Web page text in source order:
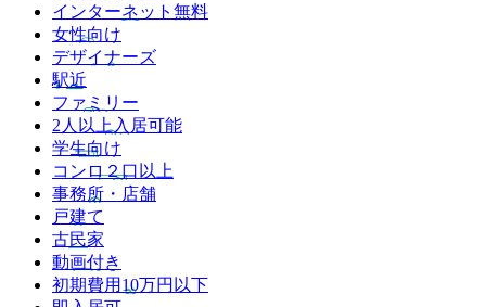
インターネット無料
女性向け
デザイナーズ
駅近
ファミリー
2人以上入居可能
学生向け
コンロ２口以上
事務所・店舗
戸建て
古民家
動画付き
初期費用10万円以下